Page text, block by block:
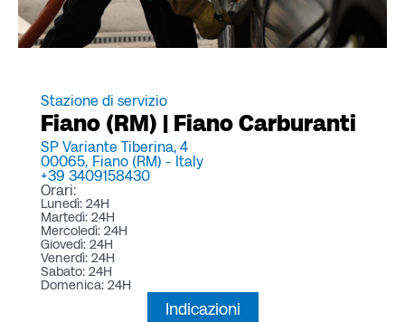
Stazione di servizio
Fiano (RM) | Fiano Carburanti
SP Variante Tiberina, 4
00065, Fiano (RM) - Italy
+39 3409158430
Orari:
Lunedì: 24H
Martedì: 24H
Mercoledì: 24H
Giovedì: 24H
Venerdì: 24H
Sabato: 24H
Domenica: 24H
Indicazioni